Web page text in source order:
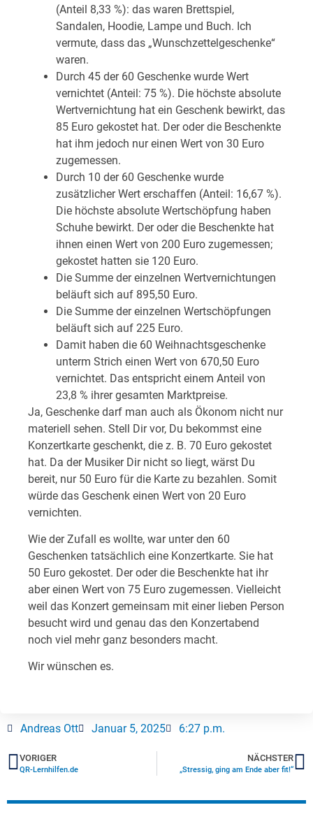
(Anteil 8,33 %): das waren Brettspiel,
Sandalen, Hoodie, Lampe und Buch. Ich
vermute, dass das „Wunschzettelgeschenke“
waren.
Durch 45 der 60 Geschenke wurde Wert
vernichtet (Anteil: 75 %). Die höchste absolute
Wertvernichtung hat ein Geschenk bewirkt, das
85 Euro gekostet hat. Der oder die Beschenkte
hat ihm jedoch nur einen Wert von 30 Euro
zugemessen.
Durch 10 der 60 Geschenke wurde
zusätzlicher Wert erschaffen (Anteil: 16,67 %).
Die höchste absolute Wertschöpfung haben
Schuhe bewirkt. Der oder die Beschenkte hat
ihnen einen Wert von 200 Euro zugemessen;
gekostet hatten sie 120 Euro.
Die Summe der einzelnen Wertvernichtungen
beläuft sich auf 895,50 Euro.
Die Summe der einzelnen Wertschöpfungen
beläuft sich auf 225 Euro.
Damit haben die 60 Weihnachtsgeschenke
unterm Strich einen Wert von 670,50 Euro
vernichtet. Das entspricht einem Anteil von
23,8 % ihrer gesamten Marktpreise.
Ja, Geschenke darf man auch als Ökonom nicht nur
materiell sehen. Stell Dir vor, Du bekommst eine
Konzertkarte geschenkt, die z. B. 70 Euro gekostet
hat. Da der Musiker Dir nicht so liegt, wärst Du
bereit, nur 50 Euro für die Karte zu bezahlen. Somit
würde das Geschenk einen Wert von 20 Euro
vernichten.
Wie der Zufall es wollte, war unter den 60
Geschenken tatsächlich eine Konzertkarte. Sie hat
50 Euro gekostet. Der oder die Beschenkte hat ihr
aber einen Wert von 75 Euro zugemessen. Vielleicht
weil das Konzert gemeinsam mit einer lieben Person
besucht wird und genau das den Konzertabend
noch viel mehr ganz besonders macht.
Wir wünschen es.
Andreas Ott Januar 5, 2025 6:27 p.m.
VORIGER
QR-Lernhilfen.de
NÄCHSTER
„Stressig, ging am Ende aber fit!“